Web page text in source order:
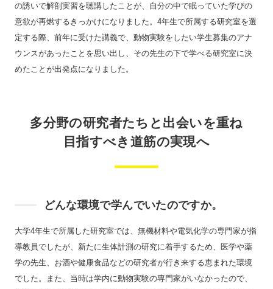
の誘いで解剖実習を聴講したことが、自分の中で眠っていた学びの
意欲が再燃するきっかけになりました。4年生で所属する研究室を選
定する際、前年に受けた講義で、動物実験をしたい学生募集のアナ
ウンスがあったことを思い出し、その先生の下で学べる研究室に決
めたことが出発点になりました。
多分野の研究者たちと出会いを重ね
目指すべき道筋の実現へ
どんな環境で学んでいたのですか。
大学4年生で所属した研究室では、無機材料や電気化学の専門家が指
導教員でしたが、新たに生体計測の研究に着手するため、医学や薬
学の先生、お酒や健康食品などの研究者が行き来する恵まれた環境
でした。また、当時は学内に動物実験の専門家がいなかったので、